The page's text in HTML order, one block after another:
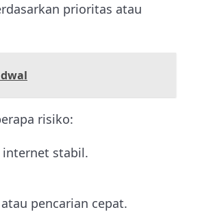
prioritas atau
risiko:
internet stabil.
pencarian cepat.